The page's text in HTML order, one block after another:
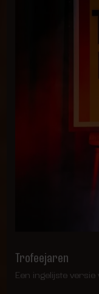
Trofeejaren
Een ingelijste